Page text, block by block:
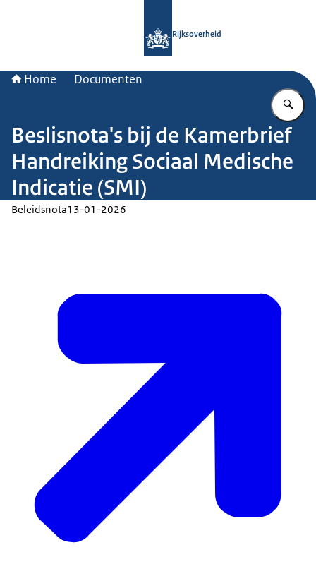
Rijksoverheid
Home Documenten
Beslisnota's bij de Kamerbrief
Handreiking Sociaal Medische
Indicatie (SMI)
Beleidsnota13-01-2026